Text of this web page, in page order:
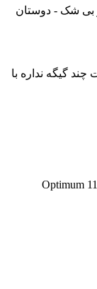
بی شک - دوستان
گیگه نداره با
Optimum